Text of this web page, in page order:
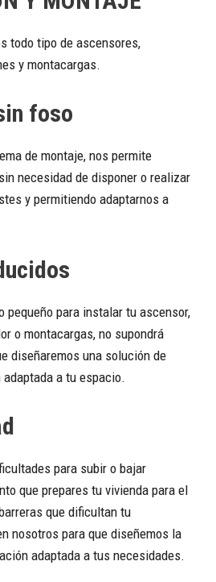
todo tipo de ascensores,
y montacargas.
foso
de montaje, nos permite
necesidad de disponer o realizar
y permitiendo adaptarnos a
pequeño para instalar tu ascensor,
o montacargas, no supondrá
diseñaremos una solución de
a tu espacio.
para subir o bajar
que prepares tu vivienda para el
que dificultan tu
nosotros para que diseñemos la
adaptada a tus necesidades.